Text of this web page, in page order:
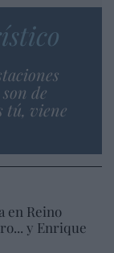
de
tú, viene
en Reino
y Enrique